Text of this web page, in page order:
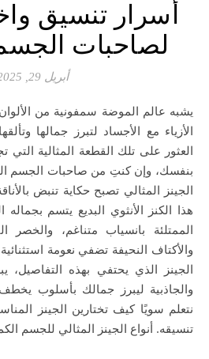
أسرار تنسيق
لصاحبات
أبريل 29, 2025
يشبه عالم الموضة سمفونية من الألوان والخامات، تتناغم تصاميم
الأزياء مع الأجساد لتبرز جمالها
العثور على تلك القطعة المثالية
بنفسك، وإن كنتِ من صاحبات الجسم
الجينز المثالي تصبح حكاية تنبض
هذا الكنز الأنثوي البديع يتسم بجماله
الممتلئة بانسياب متناغم، والخصر
والأكتاف النحيفة تضفي نعومة
الجينز الذي يحتفي بهذه
والجاذبية ليبرز جمالك بأسلوب
نتعلم سويًا كيف تختارين الجينز
تنسيقه. أنواع الجينز المثالي للجسم